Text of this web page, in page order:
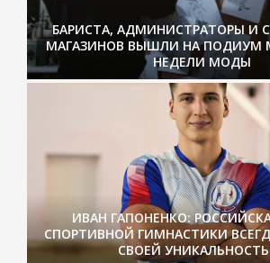
БАРИСТА, АДМИНИСТРАТОРЫ И
МАГАЗИНОВ ВЫШЛИ НА ПОДИУМ
НЕДЕЛИ МОДЫ
ИВАН ГАПОНЕНКО:
СПОРТИВНОЙ ГИМНАСТИКИ
СВОЕЙ